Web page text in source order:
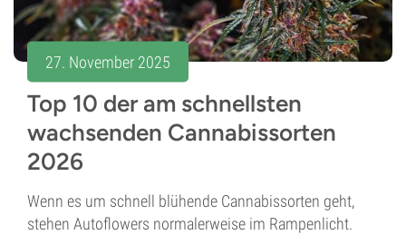
27. November 2025
Top 10 der am schnellsten
wachsenden Cannabissorten
2026
Wenn es um schnell blühende Cannabissorten geht,
stehen Autoflowers normalerweise im Rampenlicht.